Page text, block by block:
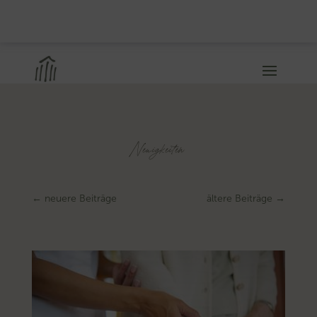
Neuigkeiten
← neuere Beiträge ältere Beiträge →